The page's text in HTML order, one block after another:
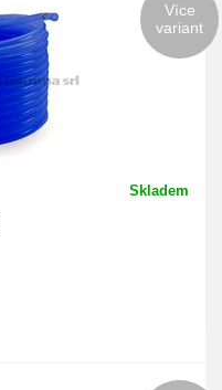
Skladem
Více
variant